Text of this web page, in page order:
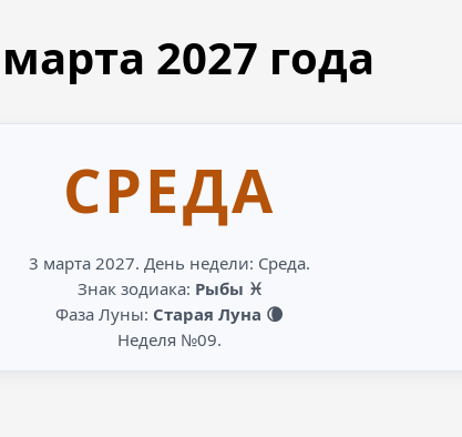
2027 года
СРЕДА
3 марта 2027. День недели: Среда.
Знак зодиака: Рыбы ♓
Фаза Луны: Старая Луна 🌘
Неделя №09.